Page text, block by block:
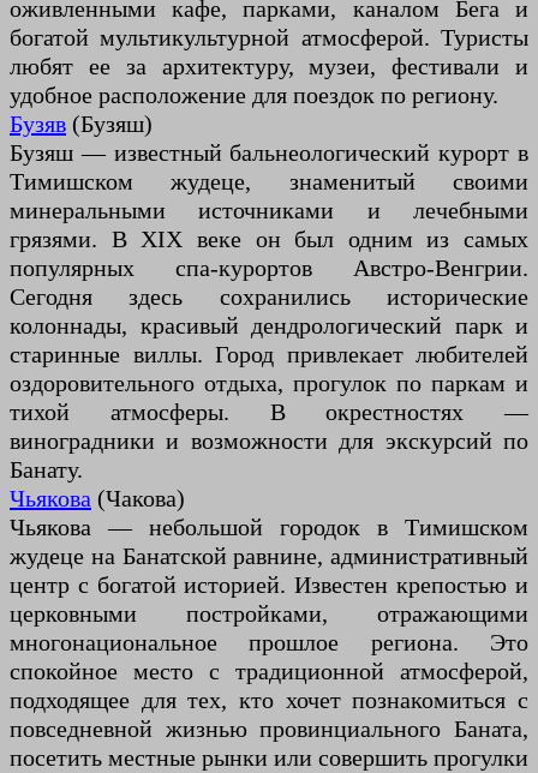
оживленными кафе, парками, каналом Бега и
богатой мультикультурной атмосферой. Туристы
любят ее за архитектуру, музеи, фестивали и
удобное расположение для поездок по региону.
Бузяв (Бузяш)
Бузяш — известный бальнеологический курорт в
Тимишском жудеце, знаменитый своими
минеральными источниками и лечебными
грязями. В XIX веке он был одним из самых
популярных спа-курортов Австро-Венгрии.
Сегодня здесь сохранились исторические
колоннады, красивый дендрологический парк и
старинные виллы. Город привлекает любителей
оздоровительного отдыха, прогулок по паркам и
тихой атмосферы. В окрестностях —
виноградники и возможности для экскурсий по
Банату.
Чьякова (Чакова)
Чьякова — небольшой городок в Тимишском
жудеце на Банатской равнине, административный
центр с богатой историей. Известен крепостью и
церковными постройками, отражающими
многонациональное прошлое региона. Это
спокойное место с традиционной атмосферой,
подходящее для тех, кто хочет познакомиться с
повседневной жизнью провинциального Баната,
посетить местные рынки или совершить прогулки